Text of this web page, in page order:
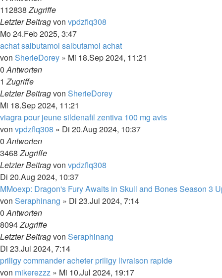
112838Zugriffe
Letzter Beitragvon vpdzflq308
Mo 24.Feb 2025, 3:47
achat salbutamol salbutamol achat
von SherieDorey » Mi 18.Sep 2024, 11:21
0Antworten
1Zugriffe
Letzter Beitragvon SherieDorey
Mi 18.Sep 2024, 11:21
viagra pour jeune sildenafil zentiva 100 mg avis
von vpdzflq308 » Di 20.Aug 2024, 10:37
0Antworten
3468Zugriffe
Letzter Beitragvon vpdzflq308
Di 20.Aug 2024, 10:37
MMoexp: Dragon's Fury Awaits in Skull and Bones Season 3
von Seraphinang » Di 23.Jul 2024, 7:14
0Antworten
8094Zugriffe
Letzter Beitragvon Seraphinang
Di 23.Jul 2024, 7:14
priligy commander acheter priligy livraison rapide
von mikerezzz » Mi 10.Jul 2024, 19:17